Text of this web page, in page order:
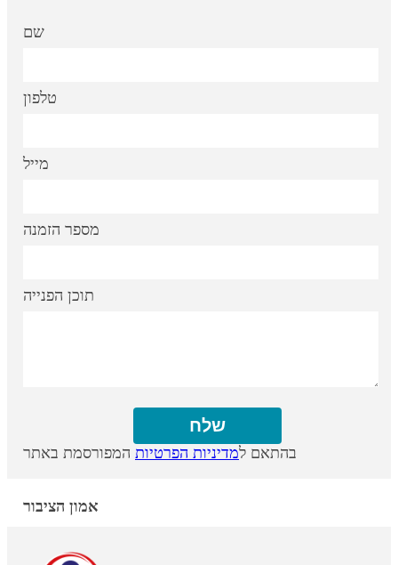
שם
טלפון
מייל
מספר הזמנה
תוכן הפנייה
בהתאם למדיניות הפרטיות המפורסמת באתר
אמון הציבור